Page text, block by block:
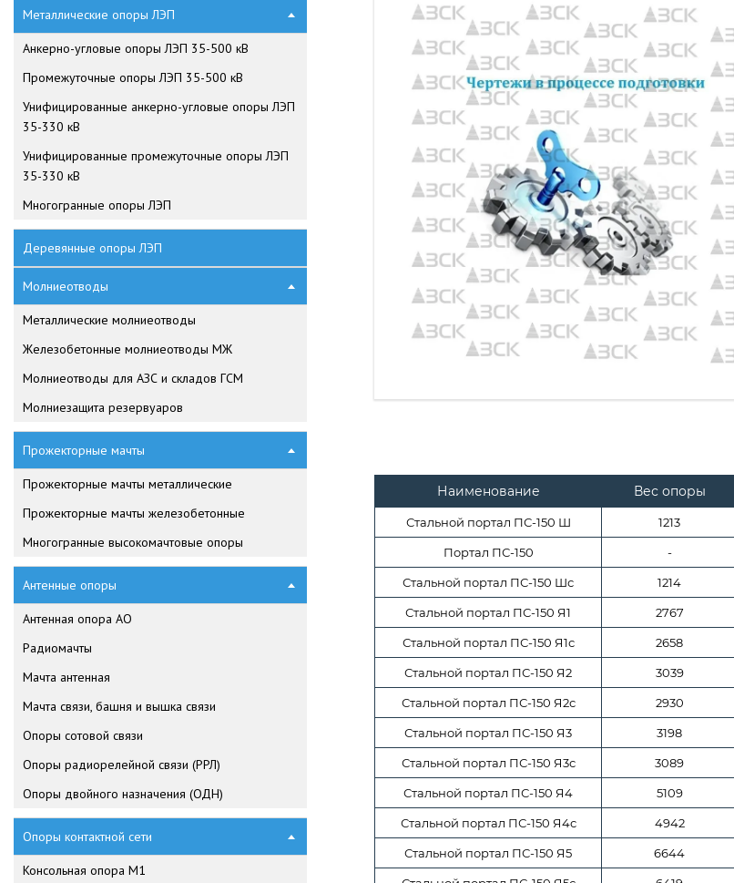
Металлические опоры ЛЭП
Анкерно-угловые опоры ЛЭП 35-500 кВ
Промежуточные опоры ЛЭП 35-500 кВ
Унифицированные анкерно-угловые опоры ЛЭП
35-330 кВ
Унифицированные промежуточные опоры ЛЭП
35-330 кВ
Многогранные опоры ЛЭП
Деревянные опоры ЛЭП
Молниеотводы
Металлические молниеотводы
Железобетонные молниеотводы МЖ
Молниеотводы для АЗС и складов ГСМ
Молниезащита резервуаров
Прожекторные мачты
Прожекторные мачты металлические
Прожекторные мачты железобетонные
Многогранные высокомачтовые опоры
Антенные опоры
Антенная опора АО
Радиомачты
Мачта антенная
Мачта связи, башня и вышка связи
Опоры сотовой связи
Опоры радиорелейной связи (РРЛ)
Опоры двойного назначения (ОДН)
Опоры контактной сети
Консольная опора М1
Наименование Вес опоры
Стальной портал ПС-150 Ш 1213
Портал ПС-150 -
Стальной портал ПС-150 Шс 1214
Стальной портал ПС-150 Я1 2767
Стальной портал ПС-150 Я1с 2658
Стальной портал ПС-150 Я2 3039
Стальной портал ПС-150 Я2с 2930
Стальной портал ПС-150 Я3 3198
Стальной портал ПС-150 Я3с 3089
Стальной портал ПС-150 Я4 5109
Стальной портал ПС-150 Я4с 4942
Стальной портал ПС-150 Я5 6644